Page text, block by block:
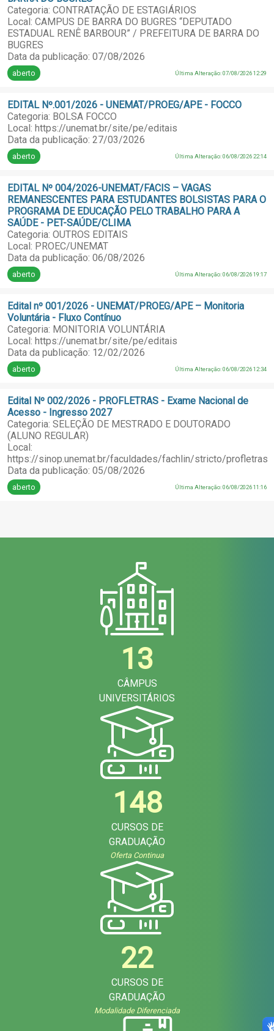
Categoria: CONTRATAÇÃO DE ESTAGIÁRIOS
Local: CAMPUS DE BARRA DO BUGRES “DEPUTADO
ESTADUAL RENÊ BARBOUR” / PREFEITURA DE BARRA DO
BUGRES
Data da publicação: 07/08/2026
aberto Última Alteração: 07/08/2026 12:29
EDITAL Nº.001/2026 - UNEMAT/PROEG/APE - FOCCO
Categoria: BOLSA FOCCO
Local: https://unemat.br/site/pe/editais
Data da publicação: 27/03/2026
aberto Última Alteração: 06/08/2026 22:14
EDITAL Nº 004/2026-UNEMAT/FACIS – VAGAS
REMANESCENTES PARA ESTUDANTES BOLSISTAS PARA O
PROGRAMA DE EDUCAÇÃO PELO TRABALHO PARA A
SAÚDE - PET-SAÚDE/CLIMA
Categoria: OUTROS EDITAIS
Local: PROEC/UNEMAT
Data da publicação: 06/08/2026
aberto Última Alteração: 06/08/2026 19:17
Edital nº 001/2026 - UNEMAT/PROEG/APE – Monitoria
Voluntária - Fluxo Contínuo
Categoria: MONITORIA VOLUNTÁRIA
Local: https://unemat.br/site/pe/editais
Data da publicação: 12/02/2026
aberto Última Alteração: 06/08/2026 12:34
Edital Nº 002/2026 - PROFLETRAS - Exame Nacional de
Acesso - Ingresso 2027
Categoria: SELEÇÃO DE MESTRADO E DOUTORADO
(ALUNO REGULAR)
Local:
https://sinop.unemat.br/faculdades/fachlin/stricto/profletras
Data da publicação: 05/08/2026
aberto Última Alteração: 06/08/2026 11:16
13
CÂMPUS
UNIVERSITÁRIOS
148
CURSOS DE
GRADUAÇÃO
Oferta Continua
22
CURSOS DE
GRADUAÇÃO
Modalidade Diferenciada